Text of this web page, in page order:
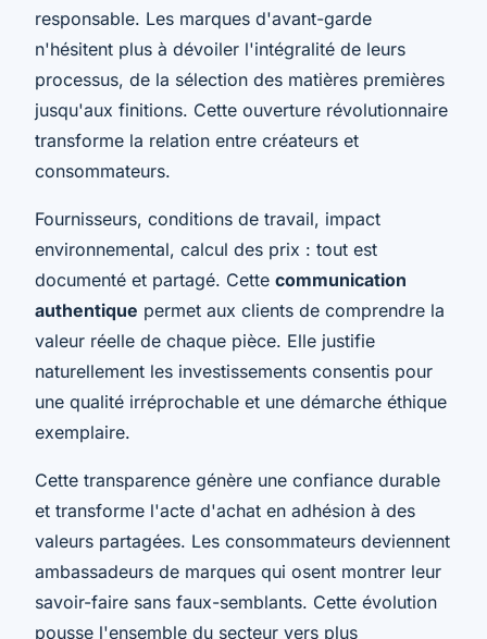
responsable. Les marques d'avant-garde
n'hésitent plus à dévoiler l'intégralité de leurs
processus, de la sélection des matières premières
jusqu'aux finitions. Cette ouverture révolutionnaire
transforme la relation entre créateurs et
consommateurs.
Fournisseurs, conditions de travail, impact
environnemental, calcul des prix : tout est
documenté et partagé. Cette communication
authentique permet aux clients de comprendre la
valeur réelle de chaque pièce. Elle justifie
naturellement les investissements consentis pour
une qualité irréprochable et une démarche éthique
exemplaire.
Cette transparence génère une confiance durable
et transforme l'acte d'achat en adhésion à des
valeurs partagées. Les consommateurs deviennent
ambassadeurs de marques qui osent montrer leur
savoir-faire sans faux-semblants. Cette évolution
pousse l'ensemble du secteur vers plus